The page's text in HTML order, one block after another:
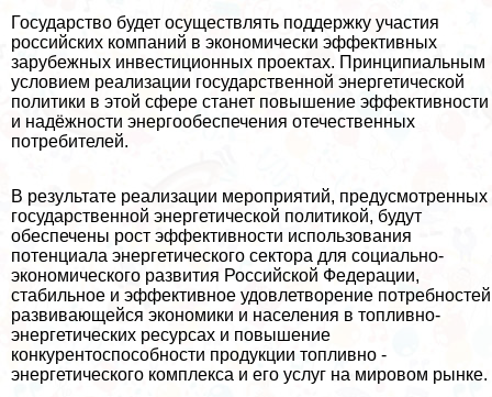
Государство будет осуществлять поддержку участия
российских компаний в экономически эффективных
зарубежных инвестиционных проектах. Принципиальным
условием реализации государственной энергетической
политики в этой сфере станет повышение эффективности
и надёжности энергообеспечения отечественных
потребителей.
В результате реализации мероприятий, предусмотренных
государственной энергетической политикой, будут
обеспечены рост эффективности использования
потенциала энергетического сектора для социально-
экономического развития Российской Федерации,
стабильное и эффективное удовлетворение потребностей
развивающейся экономики и населения в топливно-
энергетических ресурсах и повышение
конкурентоспособности продукции топливно -
энергетического комплекса и его услуг на мировом рынке.